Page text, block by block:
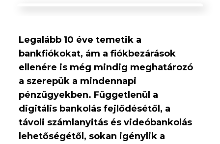
Legalább 10 éve temetik a
bankfiókokat, ám a fiókbezárások
ellenére is még mindig meghatározó
a szerepük a mindennapi
pénzügyekben. Függetlenül a
digitális bankolás fejlődésétől, a
távoli számlanyitás és videóbankolás
lehetőségétől, sokan igénylik a